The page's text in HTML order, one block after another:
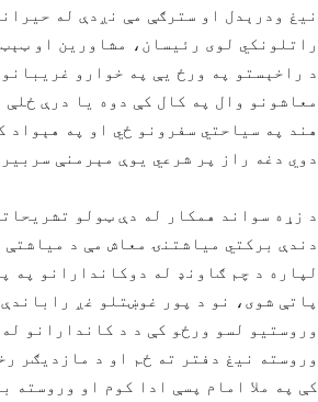
نیغ ودرېدل او سترګې مې نږدې له
راتلونکي لوی رئیسان، مشاورین او
د راخېستو په ورځ یې په خوارو
معاشونو وال په کال کې دوه یا درې
هند په سیاحتي سفرونو ځي او په
دوي دغه راز پر شرعي یوې مېرمنې
د زړه سواند همکار له دې ټولو
دندې برکتي میاشتنۍ معاش مې د
لپاره د چم ګاونډ له دوکاندارانو په
پاتې شوی، نو د پور غوښتلو غږ
وروستیو لسو ورځو کې د د کاندارانو
وروسته نیغ دفتر ته ځم او د مازدیګر
کې په ملا امام پسې ادا کوم او وروسته